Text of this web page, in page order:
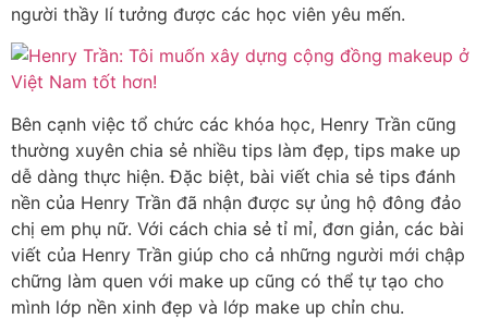
người thầy lí tưởng được các học viên yêu mến.
Bên cạnh việc tổ chức các khóa học, Henry Trần cũng
thường xuyên chia sẻ nhiều tips làm đẹp, tips make up
dễ dàng thực hiện. Đặc biệt, bài viết chia sẻ tips đánh
nền của Henry Trần đã nhận được sự ủng hộ đông đảo
chị em phụ nữ. Với cách chia sẻ tỉ mỉ, đơn giản, các bài
viết của Henry Trần giúp cho cả những người mới chập
chững làm quen với make up cũng có thể tự tạo cho
mình lớp nền xinh đẹp và lớp make up chỉn chu.